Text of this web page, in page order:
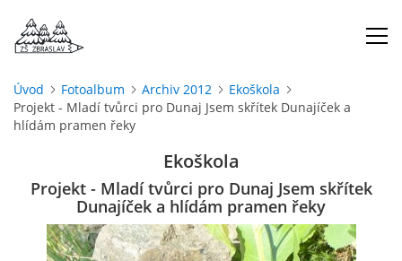
ÚVOD
ŠKOLNÍ ROK
Úvod Fotoalbum Archiv 2012
Ekoškola
Projekt - Mladí tvůrci pro Dunaj Jsem skřítek Dunajíček a
hlídám pramen řeky
Ekoškola
Projekt - Mladí tvůrci pro Dunaj Jsem skřítek
Dunajíček a hlídám pramen řeky